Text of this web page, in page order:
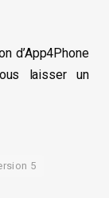
d’App4Phone
laisser un
5